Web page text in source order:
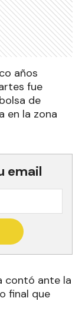
años
fue
de
en la zona
email
contó ante la
final que